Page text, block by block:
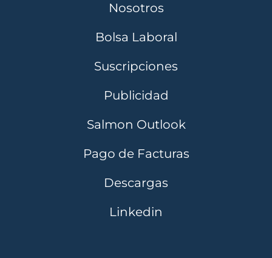
Nosotros
Bolsa Laboral
Suscripciones
Publicidad
Salmon Outlook
Pago de Facturas
Descargas
Linkedin